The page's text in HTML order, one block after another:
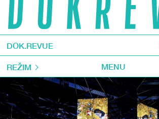
DOK.REVUE
REŽIM MENU